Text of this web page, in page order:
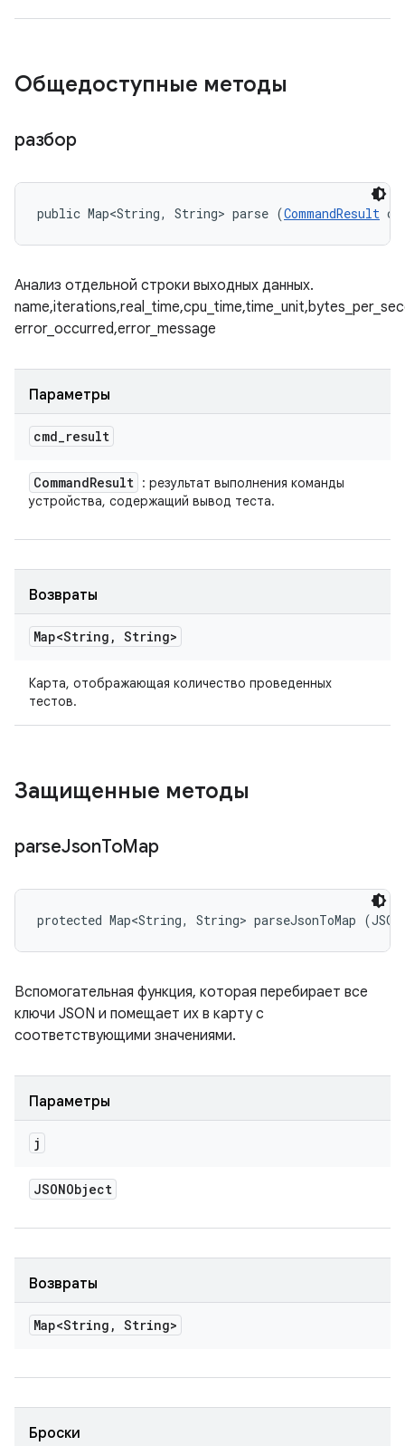
Общедоступные методы
разбор
public Map<String, String> parse (CommandResult
Анализ отдельной строки выходных данных.
error_occurred,error_message
Параметры
cmd_result
CommandResult : результат выполнения команды
устройства, содержащий вывод теста.
Возвраты
Map<String , String>
Карта, отображающая количество проведенных
тестов.
Защищенные методы
parseJsonToMap
protected Map<String, String> parseJsonToMap
Вспомогательная функция, которая перебирает все
ключи JSON и помещает их в карту с
соответствующими значениями.
Параметры
j
JSONObject
Возвраты
Map<String , String>
Броски